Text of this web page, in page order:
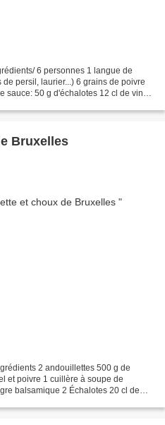
6 personnes 1 langue de
persil, laurier...) 6 grains de poivre
sauce: 50 g d'échalotes 12 cl de vin
Bruxelles
2 andouillettes 500 g de
et poivre 1 cuillère à soupe de
balsamique 2 Échalotes 20 cl de